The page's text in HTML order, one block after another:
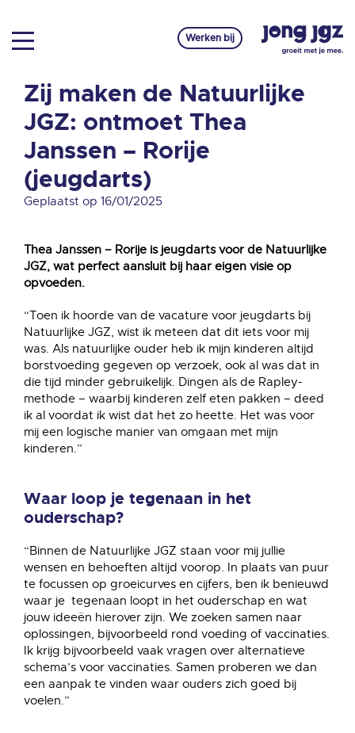
Zij maken de Natuurlijke
JGZ: ontmoet Thea
Janssen – Rorije
(jeugdarts)
Geplaatst op 16/01/2025
Thea Janssen – Rorije is jeugdarts voor de Natuurlijke
JGZ, wat perfect aansluit bij haar eigen visie op
opvoeden.
“Toen ik hoorde van de vacature voor jeugdarts bij
Natuurlijke JGZ, wist ik meteen dat dit iets voor mij
was. Als natuurlijke ouder heb ik mijn kinderen altijd
borstvoeding gegeven op verzoek, ook al was dat in
die tijd minder gebruikelijk. Dingen als de Rapley-
methode – waarbij kinderen zelf eten pakken – deed
ik al voordat ik wist dat het zo heette. Het was voor
mij een logische manier van omgaan met mijn
kinderen.”
Waar loop je tegenaan in het
ouderschap?
“Binnen de Natuurlijke JGZ staan voor mij jullie
wensen en behoeften altijd voorop. In plaats van puur
te focussen op groeicurves en cijfers, ben ik benieuwd
waar je tegenaan loopt in het ouderschap en wat
jouw ideeën hierover zijn. We zoeken samen naar
oplossingen, bijvoorbeeld rond voeding of vaccinaties.
Ik krijg bijvoorbeeld vaak vragen over alternatieve
schema’s voor vaccinaties. Samen proberen we dan
een aanpak te vinden waar ouders zich goed bij
voelen.”
Werken bij